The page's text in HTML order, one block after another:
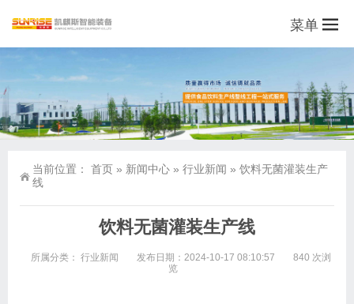
菜单
当前位置： 首页 » 新闻中心 » 行业新闻 » 饮料无菌灌装生产
线
饮料无菌灌装生产线
所属分类： 行业新闻 发布日期：2024-10-17 08:10:57
840 次浏
览